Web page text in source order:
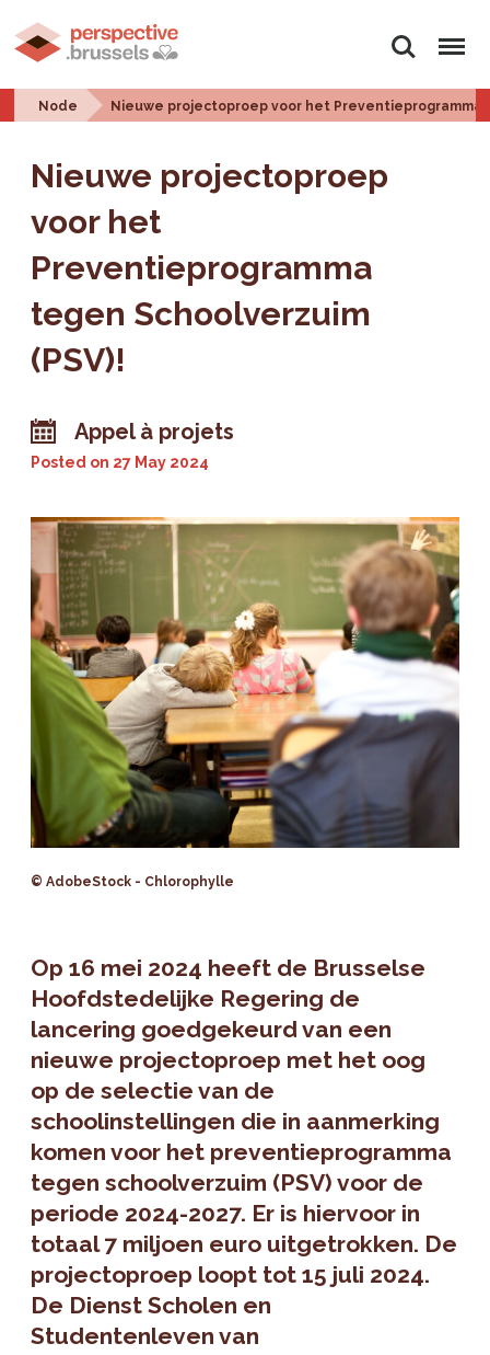
Search Menu
Node Nieuwe projectoproep voor het Preventieprogramma
Nieuwe projectoproep
voor het
Preventieprogramma
tegen Schoolverzuim
(PSV)!
Appel à projets
Posted on 27 May 2024
© AdobeStock - Chlorophylle
Op 16 mei 2024 heeft de Brusselse
Hoofdstedelijke Regering de
lancering goedgekeurd van een
nieuwe projectoproep met het oog
op de selectie van de
schoolinstellingen die in aanmerking
komen voor het preventieprogramma
tegen schoolverzuim (PSV) voor de
periode 2024-2027. Er is hiervoor in
totaal 7 miljoen euro uitgetrokken. De
projectoproep loopt tot 15 juli 2024.
De Dienst Scholen en
Studentenleven van